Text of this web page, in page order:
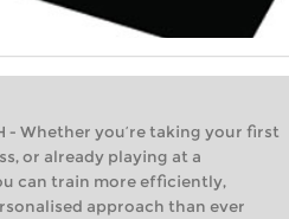
- Whether you’re taking your first
or already playing at a
can train more efficiently,
approach than ever